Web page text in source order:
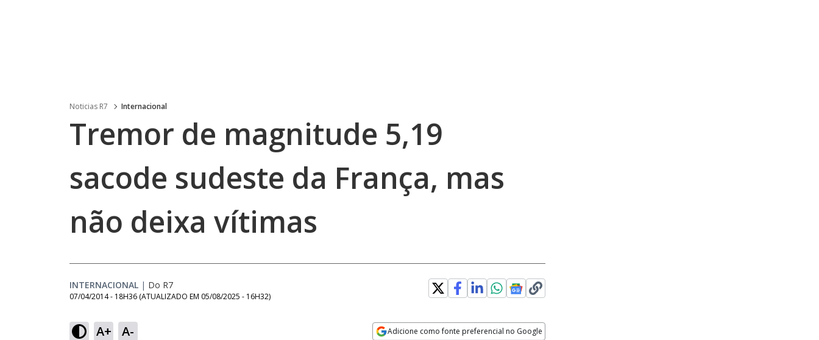
Noticias R7 Internacional
Tremor de magnitude 5,19
sacode sudeste da França, mas
não deixa vítimas
INTERNACIONAL | Do R7
07/04/2014 - 18H36 (ATUALIZADO EM 05/08/2025 - 16H32)
A+ A- Adicione como fonte preferencial no Google